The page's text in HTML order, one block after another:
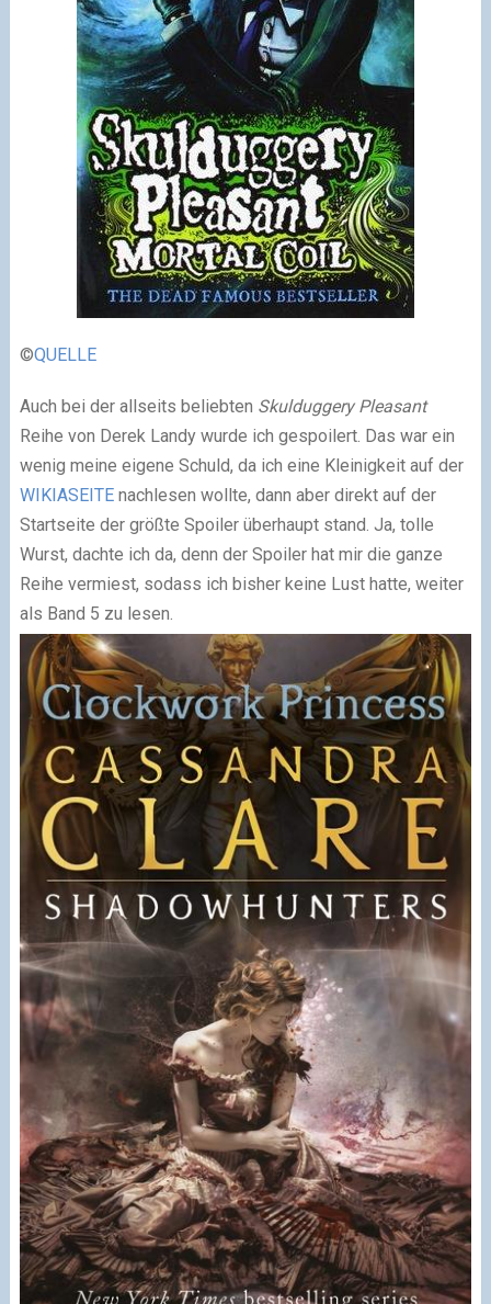
©QUELLE
Auch bei der allseits beliebten Skulduggery Pleasant
Reihe von Derek Landy wurde ich gespoilert. Das war ein
wenig meine eigene Schuld, da ich eine Kleinigkeit auf der
WIKIASEITEnachlesen wollte, dann aber direkt auf der
Startseite der größte Spoiler überhaupt stand. Ja, tolle
Wurst, dachte ich da, denn der Spoiler hat mir die ganze
Reihe vermiest, sodass ich bisher keine Lust hatte, weiter
als Band 5 zu lesen.